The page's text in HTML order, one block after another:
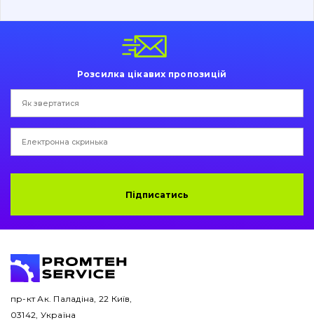
Трансмісія
Рама і кузов
Буровий інструмент
Електрообладнання
Розсилка цікавих пропозицій
Підписатись
пр-кт Ак. Паладіна, 22 Київ,
03142, Україна